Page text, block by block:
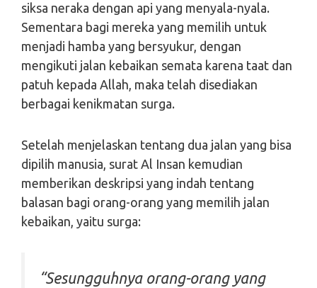
siksa neraka dengan api yang menyala-nyala.
Sementara bagi mereka yang memilih untuk
menjadi hamba yang bersyukur, dengan
mengikuti jalan kebaikan semata karena taat dan
patuh kepada Allah, maka telah disediakan
berbagai kenikmatan surga.
Setelah menjelaskan tentang dua jalan yang bisa
dipilih manusia, surat Al Insan kemudian
memberikan deskripsi yang indah tentang
balasan bagi orang-orang yang memilih jalan
kebaikan, yaitu surga:
“Sesungguhnya orang-orang yang